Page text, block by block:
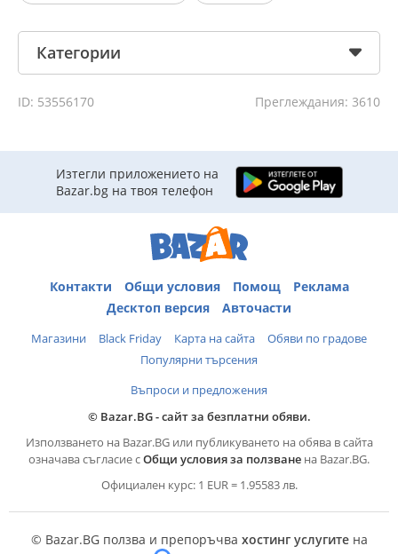
Категории
ID: 53556170 Преглеждания: 3610
Изтегли приложението на
Bazar.bg на твоя телефон
Контакти Общи условия Помощ
Реклама
Десктоп версия
Авточасти
Магазини Black Friday Карта на сайта
Обяви по градове
Популярни търсения
Въпроси и предложения
© Bazar.BG - сайт за безплатни обяви.
Използването на Bazar.BG или публикуването на обява в сайта
означава съгласие сОбщи условия за ползване на Bazar.BG.
Официален курс: 1 EUR = 1.95583 лв.
© Bazar.BG ползва и препоръчва хостинг услугитена